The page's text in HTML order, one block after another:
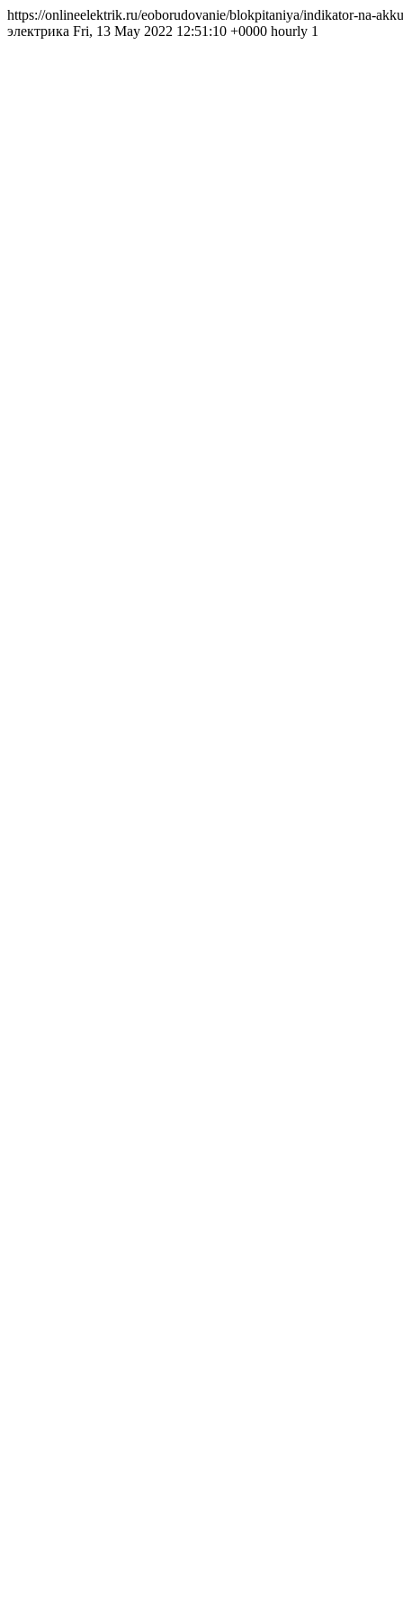
https://onlineelektrik.ru/eoborudovanie/blokpitaniya/indikator-na-
электрика Fri, 13 May 2022 12:51:10 +0000 hourly 1